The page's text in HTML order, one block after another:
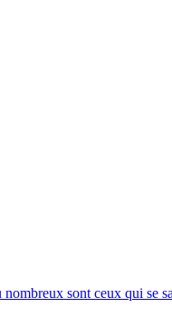
sont ceux qui se